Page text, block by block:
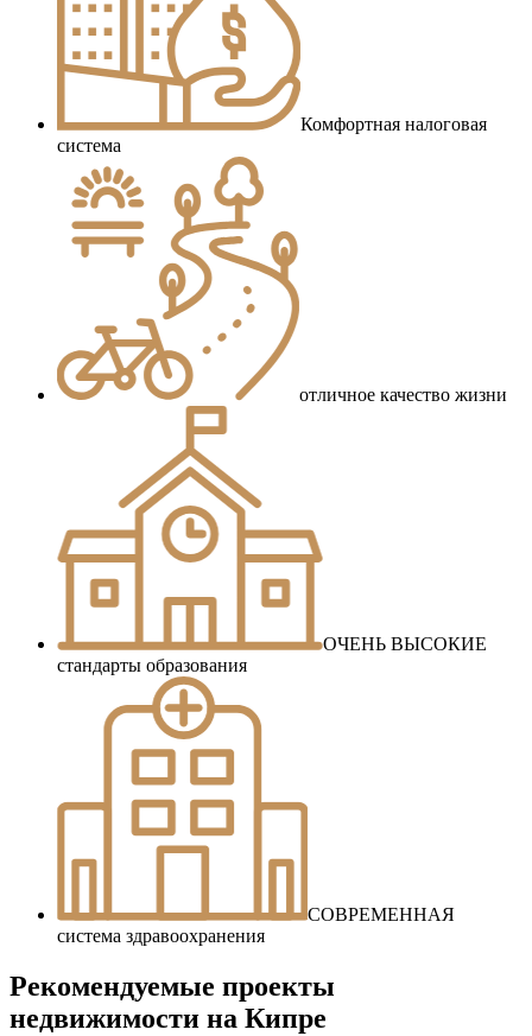
Комфортная налоговая
система
отличное качество жизни
ОЧЕНЬ ВЫСОКИЕ
стандарты образования
СОВРЕМЕННАЯ
система здравоохранения
Рекомендуемые проекты
недвижимости на Кипре